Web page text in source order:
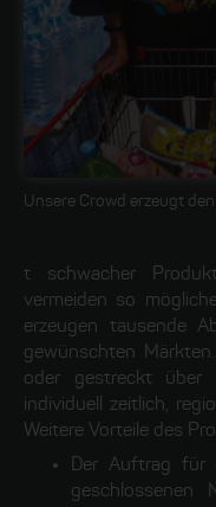
Unsere Crowd erzeugt
t schwacher
vermeiden so
erzeugen tausende
gewünschten
oder gestreckt über
individuell zeitlich,
Weitere Vorteile des
Der Auftrag für
geschlossenen